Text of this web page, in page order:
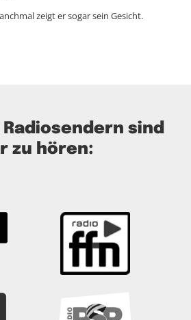
zeigt er sogar sein Gesicht.
Radiosendern sind
zu hören: